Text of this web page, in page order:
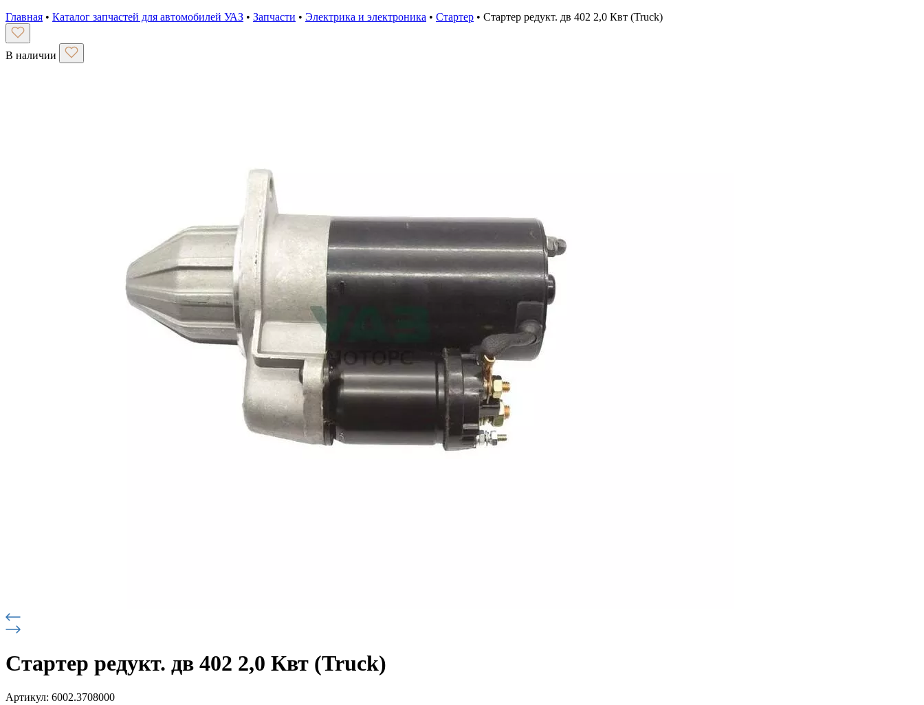
Главная • Каталог запчастей для автомобилей УАЗ • Запчасти • Электрика и электроника • Стартер • Стартер редукт. дв 402 2,0 Квт (Truck)
В наличии
Стартер редукт. дв 402 2,0 Квт (Truck)
Артикул: 6002.3708000